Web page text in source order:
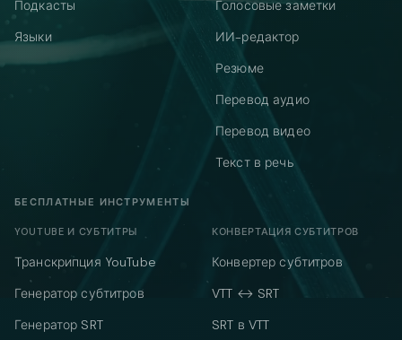
Подкасты
Языки
Голосовые заметки
ИИ-редактор
Резюме
Перевод аудио
Перевод видео
Текст в речь
БЕСПЛАТНЫЕ ИНСТРУМЕНТЫ
YOUTUBE И СУБТИТРЫ
Транскрипция YouTube
Генератор субтитров
Генератор SRT
КОНВЕРТАЦИЯ СУБТИТРОВ
Конвертер субтитров
VTT ↔ SRT
SRT в VTT